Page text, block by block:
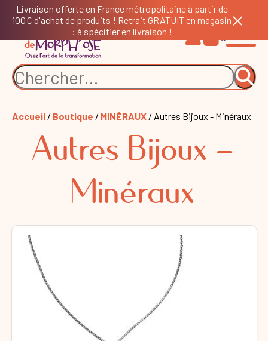
Livraison offerte en France métropolitaine à partir de
100€ d'achat de produits ! Retrait GRATUIT en magasin
: à spécifier en livraison !
0
Accueil / Boutique / MINÉRAUX / Autres Bijoux - Minéraux
Autres Bijoux -
Minéraux